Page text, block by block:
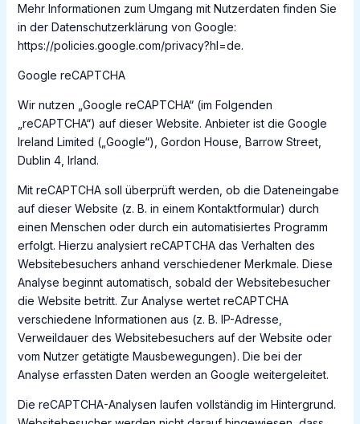
Mehr Informationen zum Umgang mit Nutzerdaten finden Sie
in der Datenschutzerklärung von Google:
https://policies.google.com/privacy?hl=de.
Google reCAPTCHA
Wir nutzen „Google reCAPTCHA“ (im Folgenden
„reCAPTCHA“) auf dieser Website. Anbieter ist die Google
Ireland Limited („Google“), Gordon House, Barrow Street,
Dublin 4, Irland.
Mit reCAPTCHA soll überprüft werden, ob die Dateneingabe
auf dieser Website (z. B. in einem Kontaktformular) durch
einen Menschen oder durch ein automatisiertes Programm
erfolgt. Hierzu analysiert reCAPTCHA das Verhalten des
Websitebesuchers anhand verschiedener Merkmale. Diese
Analyse beginnt automatisch, sobald der Websitebesucher
die Website betritt. Zur Analyse wertet reCAPTCHA
verschiedene Informationen aus (z. B. IP-Adresse,
Verweildauer des Websitebesuchers auf der Website oder
vom Nutzer getätigte Mausbewegungen). Die bei der
Analyse erfassten Daten werden an Google weitergeleitet.
Die reCAPTCHA-Analysen laufen vollständig im Hintergrund.